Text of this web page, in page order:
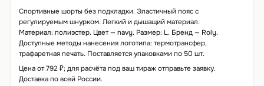
Спортивные шорты без подкладки. Эластичный пояс с
регулируемым шнурком. Легкий и дышащий материал.
Материал: полиэстер. Цвет — navy. Размер: L. Бренд — Roly.
Доступные методы нанесения логотипа: термотрансфер,
трафаретная печать. Поставляется упаковками по 50 шт.
Цена от 792 ₽; для расчёта под ваш тираж отправьте заявку.
Доставка по всей России.